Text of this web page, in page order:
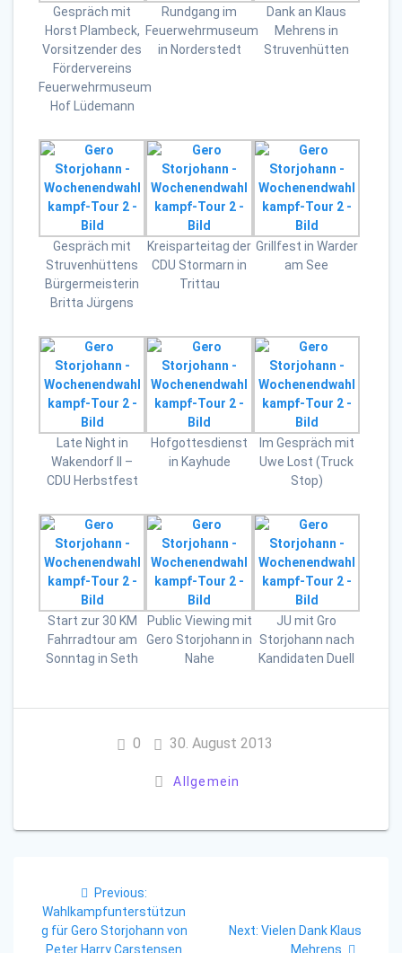
Gespräch mit
Horst Plambeck,
Vorsitzender des
Fördervereins
Feuerwehrmuseum
Hof Lüdemann
Rundgang im
Feuerwehrmuseum
in Norderstedt
Dank an Klaus
Mehrens in
Struvenhütten
Gespräch mit
Struvenhüttens
Bürgermeisterin
Britta Jürgens
Kreisparteitag der
CDU Stormarn in
Trittau
Grillfest in Warder
am See
Late Night in
Wakendorf II –
CDU Herbstfest
Hofgottesdienst
in Kayhude
Im Gespräch mit
Uwe Lost (Truck
Stop)
Start zur 30 KM
Fahrradtour am
Sonntag in Seth
Public Viewing mit
Gero Storjohann in
Nahe
JU mit Gro
Storjohann nach
Kandidaten Duell
0 30. August 2013
Allgemein
Previous:
post:
Wahlkampfunterstützun
g für Gero Storjohann von
Peter Harry Carstensen
Next: Next
Vielen Dank Klaus
Mehrens